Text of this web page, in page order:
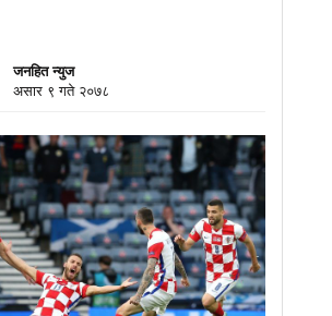
जनहित न्युज
असार ९ गते २०७८